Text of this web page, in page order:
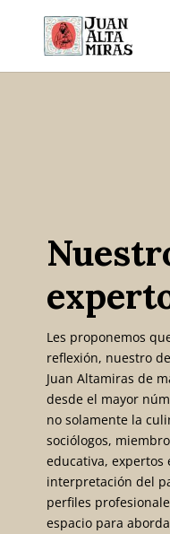
Les proponemos
reflexión, nuestro
Juan Altamiras de
desde el mayor
no solamente la
sociólogos,
educativa, expertos
interpretación del
perfiles
espacio para